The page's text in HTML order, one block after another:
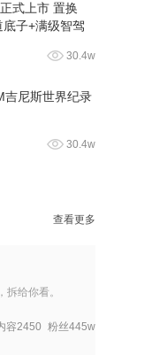
式上市 置换
子+满级智驾
30.4w
吉尼斯世界纪录
30.4w
查看更多
给你看。
粉丝445w
容2450